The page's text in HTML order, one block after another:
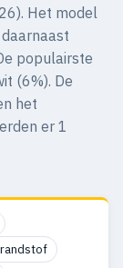
Het model
populairste
(6%). De
het
er 1